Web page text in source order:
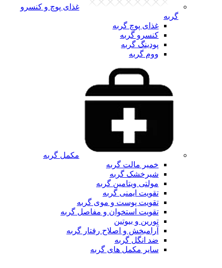
غذای پوچ و کنسرو
گربه
غذای پوچ گربه
کنسرو گربه
پودینگ گربه
ووم گربه
مکمل گربه
خمیر مالت گربه
شیرخشک گربه
مولتی ویتامین گربه
تقویت ایمنی گربه
تقویت پوست و موی گربه
تقویت استخوان و مفاصل گربه
تورین و بیوتین
آرامبخش و اصلاح رفتار گربه
ضد انگل گربه
سایر مکمل های گربه